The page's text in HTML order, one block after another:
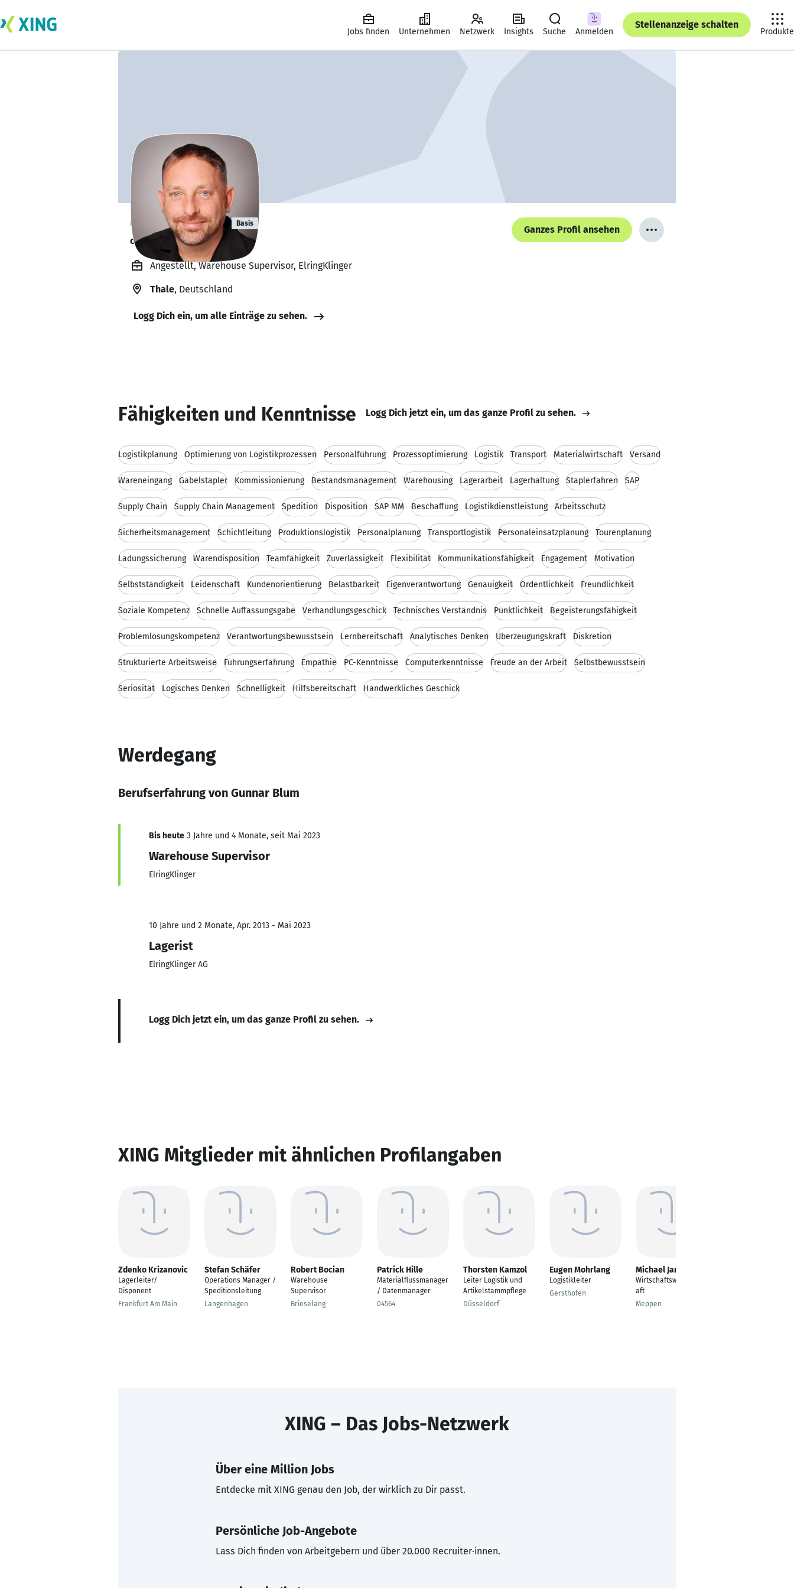
Jobs finden Unternehmen Netzwerk Insights Suche Anmelden
Stellenanzeige schalten
Produkte
Gunnar Blum Basis
offen für Stellenangebote
Ganzes Profil ansehen
Angestellt, Warehouse Supervisor, ElringKlinger
Thale, Deutschland
Logg Dich ein, um alle Einträge zu sehen.
Fähigkeiten und Kenntnisse Logg Dich jetzt ein, um das ganze Profil zu sehen.
Logistikplanung Optimierung von Logistikprozessen Personalführung Prozessoptimierung Logistik Transport Materialwirtschaft Versand
Wareneingang Gabelstapler Kommissionierung Bestandsmanagement Warehousing Lagerarbeit Lagerhaltung Staplerfahren SAP
Supply Chain Supply Chain Management Spedition Disposition SAP MM Beschaffung Logistikdienstleistung Arbeitsschutz
Sicherheitsmanagement Schichtleitung Produktionslogistik Personalplanung Transportlogistik Personaleinsatzplanung Tourenplanung
Ladungssicherung Warendisposition Teamfähigkeit Zuverlässigkeit Flexibilität Kommunikationsfähigkeit Engagement Motivation
Selbstständigkeit Leidenschaft Kundenorientierung Belastbarkeit Eigenverantwortung Genauigkeit Ordentlichkeit Freundlichkeit
Soziale Kompetenz Schnelle Auffassungsgabe Verhandlungsgeschick Technisches Verständnis Pünktlichkeit Begeisterungsfähigkeit
Problemlösungskompetenz Verantwortungsbewusstsein Lernbereitschaft Analytisches Denken Überzeugungskraft Diskretion
Strukturierte Arbeitsweise Führungserfahrung Empathie PC-Kenntnisse Computerkenntnisse Freude an der Arbeit Selbstbewusstsein
Seriosität Logisches Denken Schnelligkeit Hilfsbereitschaft Handwerkliches Geschick
Werdegang
Berufserfahrung von Gunnar Blum
Bis heute 3 Jahre und 4 Monate, seit Mai 2023
Warehouse Supervisor
ElringKlinger
10 Jahre und 2 Monate, Apr. 2013 - Mai 2023
Lagerist
ElringKlinger AG
Logg Dich jetzt ein, um das ganze Profil zu sehen.
XING Mitglieder mit ähnlichen Profilangaben
Zdenko Krizanovic
Lagerleiter/
Disponent
Frankfurt Am Main
Stefan Schäfer
Operations Manager /
Speditionsleitung
Langenhagen
Robert Bocian
Warehouse
Supervisor
Brieselang
Patrick Hille
Materialflussmanager
/ Datenmanager
04564
Thorsten Kamzol
Leiter Logistik und
Artikelstammpflege
Düsseldorf
Eugen Mohrlang
Logistikleiter
Gersthofen
Michael Janssen
Wirtschaftswissensch
aft
Meppen
XING – Das Jobs-Netzwerk
Über eine Million Jobs
Entdecke mit XING genau den Job, der wirklich zu Dir passt.
Persönliche Job-Angebote
Lass Dich finden von Arbeitgebern und über 20.000 Recruiter·innen.